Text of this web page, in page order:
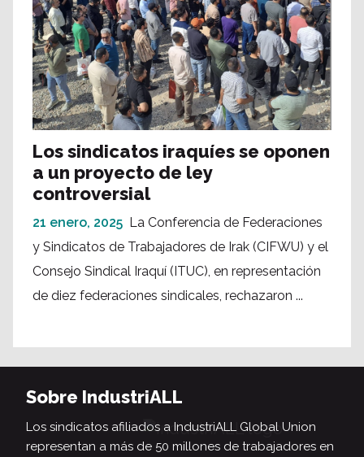
Los sindicatos iraquíes se oponen
a un proyecto de ley
controversial
21 enero, 2025 La Conferencia de Federaciones
y Sindicatos de Trabajadores de Irak (CIFWU) y el
Consejo Sindical Iraquí (ITUC), en representación
de diez federaciones sindicales, rechazaron ...
Sobre IndustriALL
Los sindicatos afiliados a IndustriALL Global Union
representan a más de 50 millones de trabajadores en